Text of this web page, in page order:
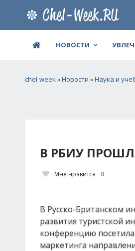
НОВОСТИ
chel-week»Новости »Наука и
В РБИУ
Мне нравится 0
В Русско-Британском
развития туристской
конференцию посетила
маркетинга